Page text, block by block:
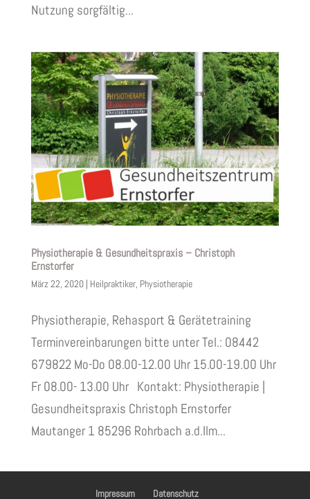
Nutzung sorgfältig...
Physiotherapie & Gesundheitspraxis – Christoph
Ernstorfer
März 22, 2020| Heilpraktiker, Physiotherapie
Physiotherapie, Rehasport & Gerätetraining
Terminvereinbarungen bitte unter Tel.: 08442
679822 Mo-Do 08.00-12.00 Uhr 15.00-19.00 Uhr
Fr 08.00- 13.00 Uhr Kontakt: Physiotherapie |
Gesundheitspraxis Christoph Ernstorfer
Mautanger 1 85296 Rohrbach a.d.Ilm...
Impressum Datenschutz